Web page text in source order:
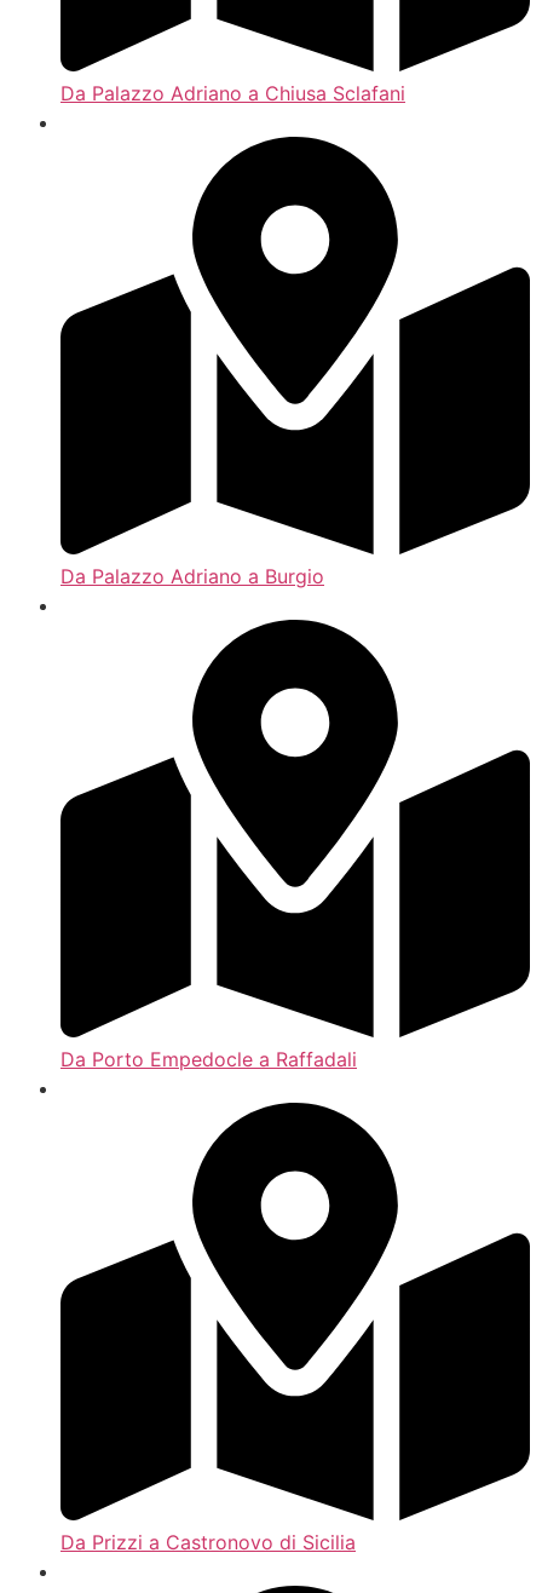
Da Palazzo Adriano a Chiusa Sclafani
Da Palazzo Adriano a Burgio
Da Porto Empedocle a Raffadali
Da Prizzi a Castronovo di Sicilia